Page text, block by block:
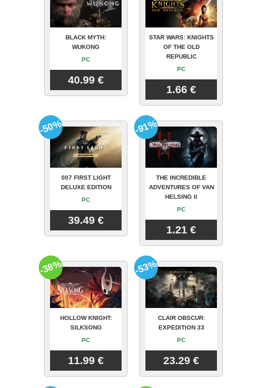
BLACK MYTH:
WUKONG
PC
40.99 €
STAR WARS: KNIGHTS
OF THE OLD
REPUBLIC
PC
1.66 €
007 FIRST LIGHT
DELUXE EDITION
PC
39.49 €
-50%
THE INCREDIBLE
ADVENTURES OF VAN
HELSING II
PC
1.21 €
-91%
HOLLOW KNIGHT:
SILKSONG
PC
11.99 €
-38%
CLAIR OBSCUR:
EXPEDITION 33
PC
23.29 €
-53%